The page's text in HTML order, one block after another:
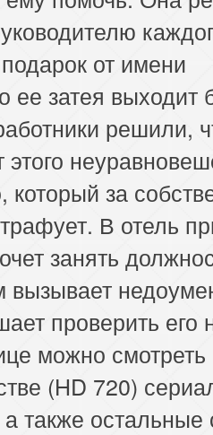
от имени
ее затея выходит
решили,
этого
за
В отель
занять
вызывает
проверить его
можно
(HD 720)
также остальные